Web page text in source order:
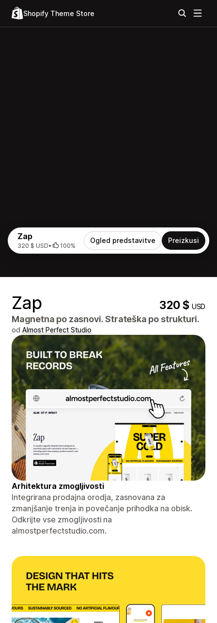
Shopify Theme Store
Zap
320 $ USD• 100%
Ogled predstavitve Preizkusi
Zap 320 $USD
Magnetna po zasnovi. Strateška po strukturi.
od Almost Perfect Studio
Arhitektura zmogljivosti
Integrirana prodajna orodja, zasnovana za
zmanjšanje trenja in povečanje prihodka na obisk.
Odkrijte vse zmogljivosti na
almostperfectstudio.com.